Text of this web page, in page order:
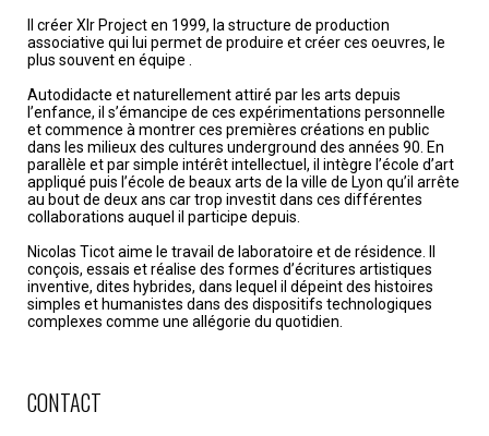
Il créer Xlr Project en 1999, la structure de production
associative qui lui permet de produire et créer ces oeuvres, le
plus souvent en équipe .
Autodidacte et naturellement attiré par les arts depuis
l’enfance, il s’émancipe de ces expérimentations personnelle
et commence à montrer ces premières créations en public
dans les milieux des cultures underground des années 90. En
parallèle et par simple intérêt intellectuel, il intègre l’école d’art
appliqué puis l’école de beaux arts de la ville de Lyon qu’il arrête
au bout de deux ans car trop investit dans ces différentes
collaborations auquel il participe depuis.
Nicolas Ticot aime le travail de laboratoire et de résidence. Il
conçois, essais et réalise des formes d’écritures artistiques
inventive, dites hybrides, dans lequel il dépeint des histoires
simples et humanistes dans des dispositifs technologiques
complexes comme une allégorie du quotidien.
CONTACT